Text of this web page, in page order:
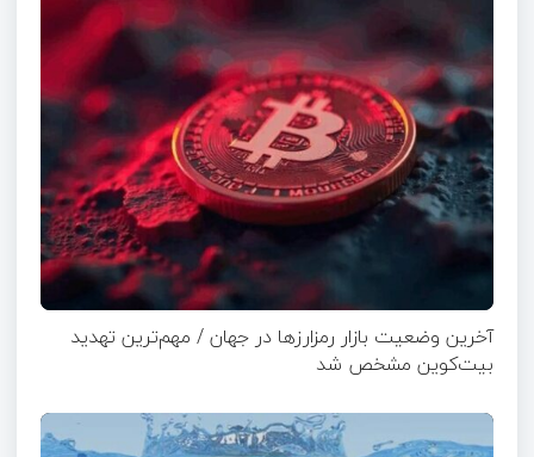
آخرین وضعیت بازار رمزارزها در جهان / مهم‌ترین تهدید
بیت‌کوین مشخص شد